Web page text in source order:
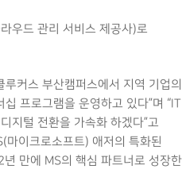
우드 관리 서비스 제공사)로
커스 부산캠퍼스에서 지역 기업의
프로그램을 운영하고 있다”며 “IT
지털 전환을 가속화 하겠다”고
마이크로소프트) 애저의 특화된
만에 MS의 핵심 파트너로 성장한